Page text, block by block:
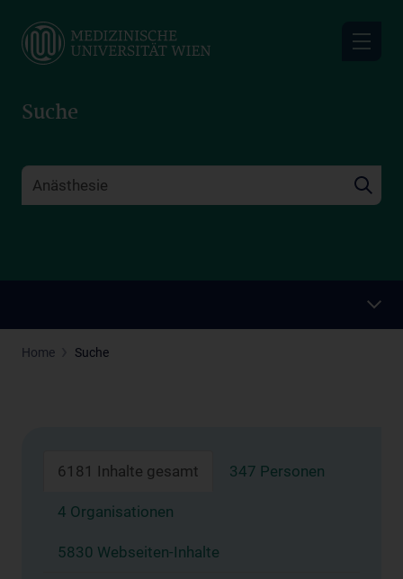
main
Suche
Home Suche
6181 Inhalte gesamt 347 Personen
4 Organisationen
5830 Webseiten-Inhalte